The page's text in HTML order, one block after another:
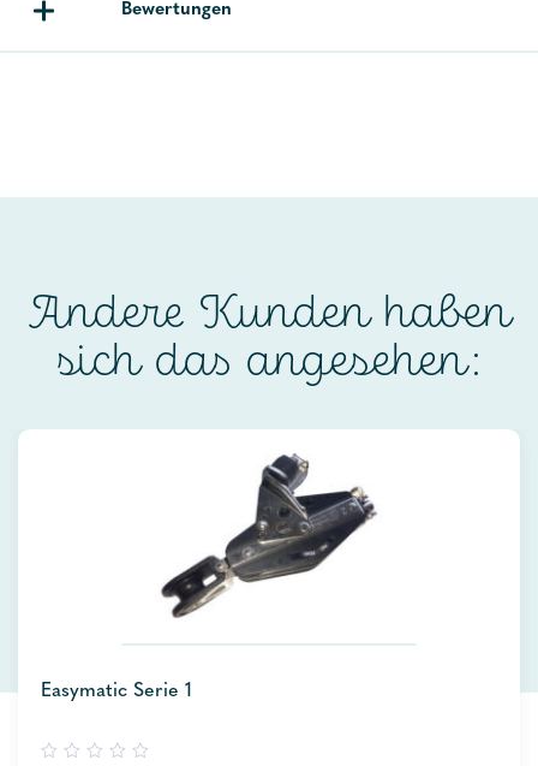
Bewertungen
Andere Kunden haben
sich das angesehen:
Easymatic Serie 1